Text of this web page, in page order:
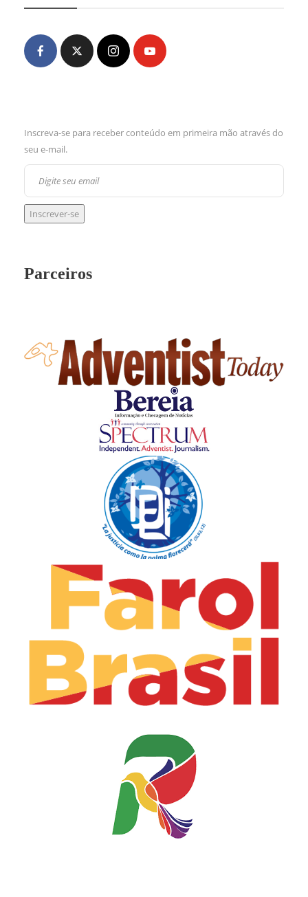
Inscreva-se para receber conteúdo em primeira mão através do
seu e-mail.
Parceiros